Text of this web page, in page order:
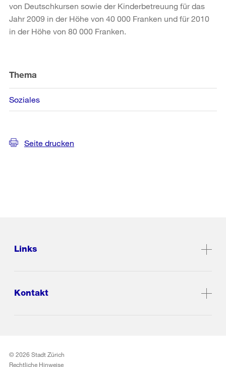
von Deutschkursen sowie der Kinderbetreuung für das
Jahr 2009 in der Höhe von 40 000 Franken und für 2010
in der Höhe von 80 000 Franken.
Informationen
Thema
Soziales
Seite drucken
Links
Kontakt
© 2026 Stadt Zürich
Rechtliche Hinweise